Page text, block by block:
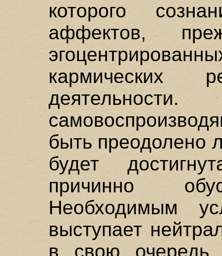
которого
аффектов,
кармических
быть преодолено
будет
причинно
Необходимым
выступает
в свою очередь,